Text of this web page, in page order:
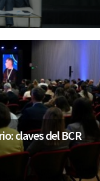
claves del BCR